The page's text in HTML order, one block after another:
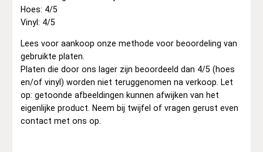
Hoes: 4/5
Vinyl: 4/5
Lees voor aankoop onze methode voor beoordeling van
gebruikte platen.
Platen die door ons lager zijn beoordeeld dan 4/5 (hoes
en/of vinyl) worden niet teruggenomen na verkoop. Let
op: getoonde afbeeldingen kunnen afwijken van het
eigenlijke product. Neem bij twijfel of vragen gerust even
contact met ons op.